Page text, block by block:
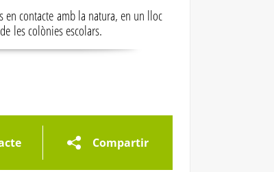
en contacte amb la natura, en un lloc
les colònies escolars.
Compartir